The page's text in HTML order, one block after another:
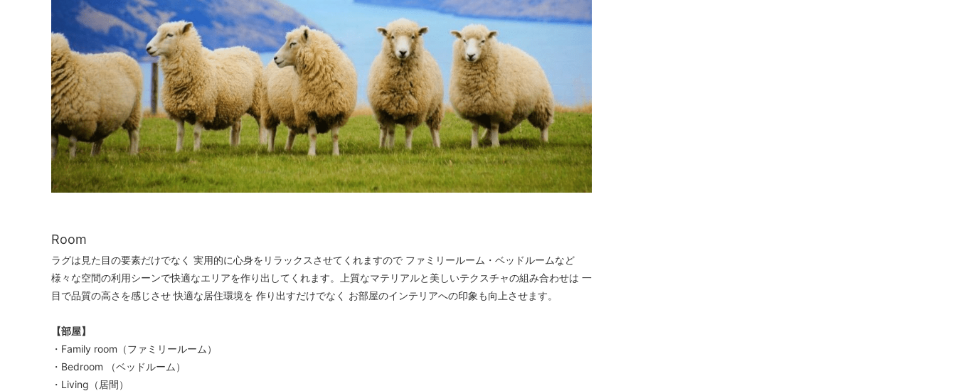
Room
ラグは見た目の要素だけでなく 実用的に心身をリラックスさせてくれますので ファミリールーム・ベッドルームなど
様々な空間の利用シーンで快適なエリアを作り出してくれます。上質なマテリアルと美しいテクスチャの組み合わせは 一
目で品質の高さを感じさせ 快適な居住環境を 作り出すだけでなく お部屋のインテリアへの印象も向上させます。
【部屋】
・Family room（ファミリールーム）
・Bedroom （ベッドルーム）
・Living（居間）